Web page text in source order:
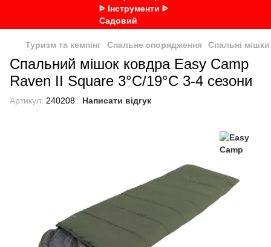
Туризм та кемпінг Спальне спорядження Спальні мішки
Спальний мішок ковдра Easy Camp
Raven II Square 3°C/19°C 3-4 сезони
Артикул: 240208 Написати відгук